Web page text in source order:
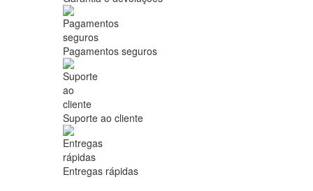
Pagamentos seguros
Suporte ao cliente
Entregas rápidas